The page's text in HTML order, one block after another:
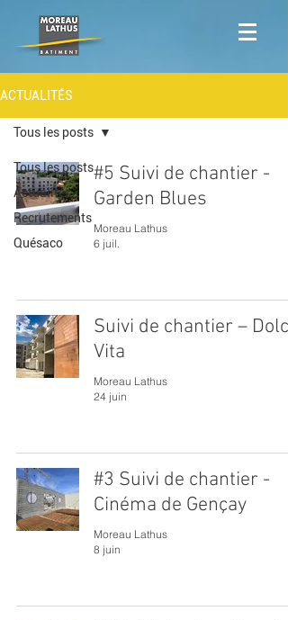
ACTUALITÉS
Tous les posts
Actualités
Recrutements
Quésaco
Tous les posts
#5 Suivi de chantier -
Garden Blues
Moreau Lathus
6 juil.
Suivi de chantier – Dolce
Vita
Moreau Lathus
24 juin
#3 Suivi de chantier -
Cinéma de Gençay
Moreau Lathus
8 juin